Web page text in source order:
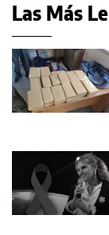
Las Más